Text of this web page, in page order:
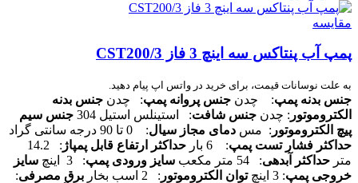
مقایسه
پمپ آب پنتاکس سه اینچ 3 فاز CST200/3
به علت نوسانات قیمت، برای خرید در واتس اپ پیام دهید.
جنس بدنه پمپ: چدن جنس پروانه پمپ: چدن جنس بدنه
الکتروموتور : چدن جنس شافت: استینلس استیل 304
جنس سیم
پیچ الکتروموتور : مس دمای مجاز سیال: 0 تا 90 درجه سانتی گراد
حداکثر فشار تست پمپ: 6 بار حداکثر ارتفاع قابل پمپاژ
: 14.2
متر حداکثر آبدهی: 54 متر مکعب سایز ورودی پمپ: 3 اینچ
سایز
خروجی پمپ: 3 اینچ توان الکتروموتور : 2 اسب بخار برق مصرفی: